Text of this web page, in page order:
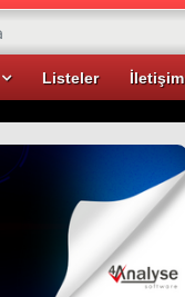
Listeler İletişim